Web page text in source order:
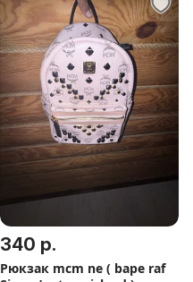
340 р.
Рюкзак mcm ne ( bape raf